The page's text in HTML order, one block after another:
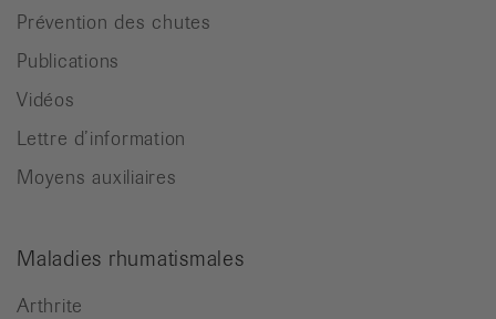
Prévention des chutes
Publications
Vidéos
Lettre d’information
Moyens auxiliaires
Maladies rhumatismales
Arthrite